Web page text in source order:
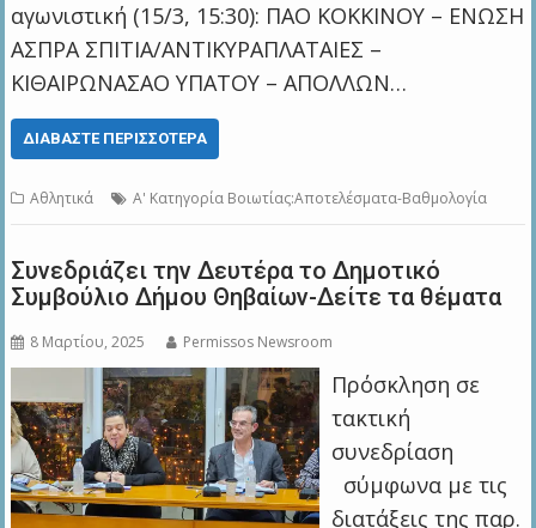
αγωνιστική (15/3, 15:30): ΠΑΟ ΚΟΚΚΙΝΟΥ – ΕΝΩΣΗ
ΑΣΠΡΑ ΣΠΙΤΙΑ/ΑΝΤΙΚΥΡΑΠΛΑΤΑΙΕΣ –
ΚΙΘΑΙΡΩΝΑΣΑΟ ΥΠΑΤΟΥ – ΑΠΟΛΛΩΝ…
ΔΙΑΒΆΣΤΕ ΠΕΡΙΣΣΌΤΕΡΑ
Αθλητικά A' Kατηγορία Βοιωτίας:Αποτελέσματα-Βαθμολογία
Συνεδριάζει την Δευτέρα το Δημοτικό
Συμβούλιο Δήμου Θηβαίων-Δείτε τα θέματα
8 Μαρτίου, 2025 Permissos Newsroom
Πρόσκληση σε
τακτική
συνεδρίαση
σύμφωνα με τις
διατάξεις της παρ.